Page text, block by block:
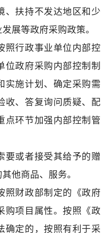
、扶持不发达地区和少
展等政府采购政策。
行政事业单位内部控
位政府采购内部控制制
实施计划、确定采购需
收、答复询问质疑、配
点环节加强内部控制管
或者接受其给予的赠
他商品、服务。
财政部制定的《政府
购项目属性。按照《政
确定的，按照有利于采